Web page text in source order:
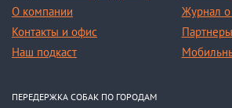
О компании
Контакты и офис
Наш подкаст
Журнал о
Партнеры
ПЕРЕДЕРЖКА СОБАК ПО ГОРОДАМ